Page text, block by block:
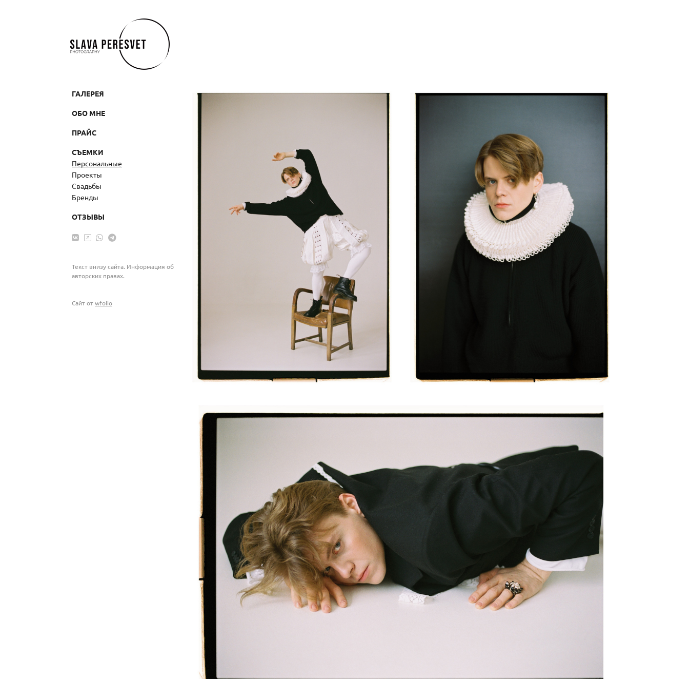
ГАЛЕРЕЯ
ОБО МНЕ
ПРАЙС
СЪЕМКИ
Персональные
Проекты
Свадьбы
Бренды
ОТЗЫВЫ
Текст внизу сайта. Информация об
авторских правах.
Сайт отwfolio